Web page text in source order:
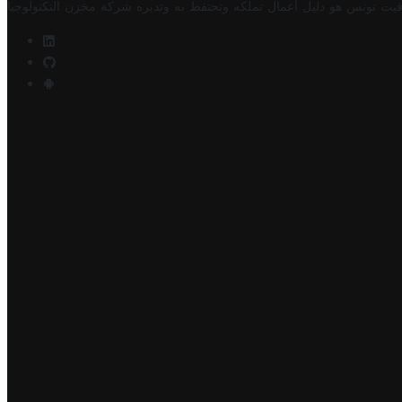
تونس هو دليل أعمال تملكه وتحتفظ به وتديره شركة مخزن التكنولوجيا